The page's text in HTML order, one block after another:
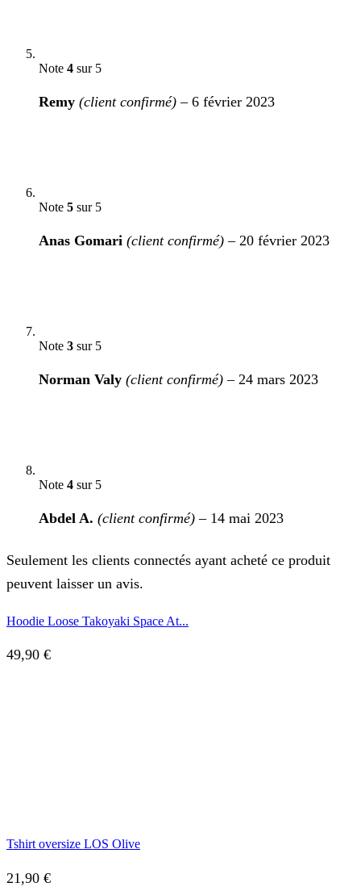
Note 4 sur 5
Remy (client confirmé) – 6 février 2023
Note 5 sur 5
Anas Gomari (client confirmé) – 20 février 2023
Note 3 sur 5
Norman Valy (client confirmé) – 24 mars 2023
Note 4 sur 5
Abdel A. (client confirmé) – 14 mai 2023
Seulement les clients connectés ayant acheté ce produit
peuvent laisser un avis.
Hoodie Loose Takoyaki Space At...
49,90 €
Tshirt oversize LOS Olive
21,90 €